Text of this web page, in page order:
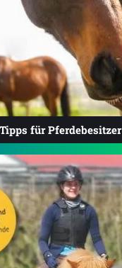
für Pferdebesitzer